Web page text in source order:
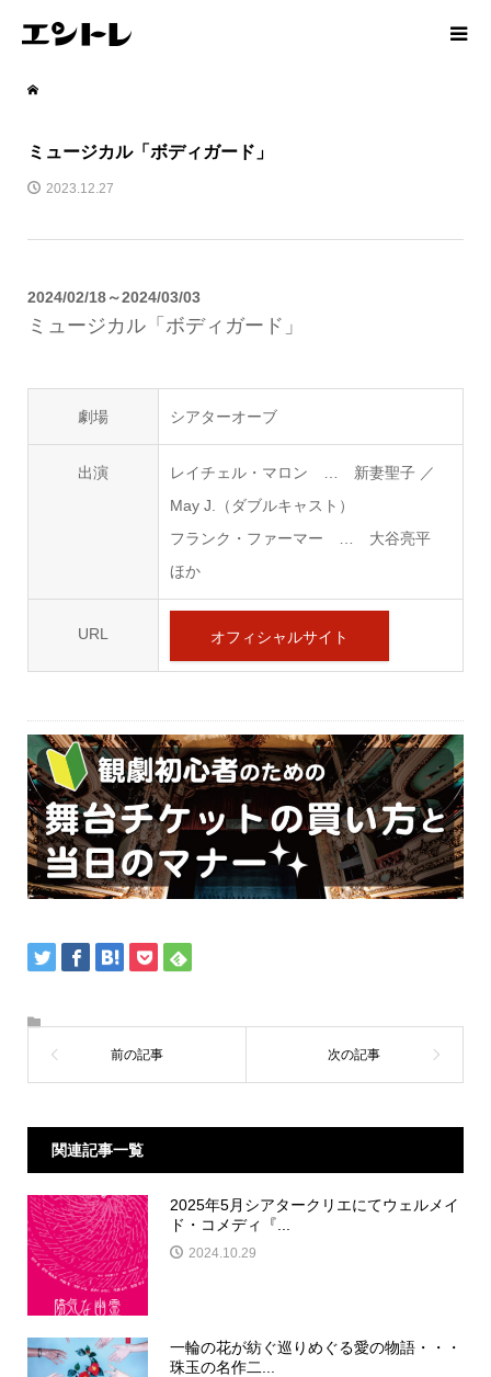
ミュージカル「ボディガード」
2023.12.27
2024/02/18～2024/03/03
ミュージカル「ボディガード」
劇場 シアターオーブ
出演
レイチェル・マロン … 新妻聖子 ／
May J.（ダブルキャスト）
フランク・ファーマー … 大谷亮平
ほか
URL オフィシャルサイト
関連記事一覧
2025年5月シアタークリエにてウェルメイ
ド・コメディ『...
2024.10.29
一輪の花が紡ぐ巡りめぐる愛の物語・・・
珠玉の名作二...